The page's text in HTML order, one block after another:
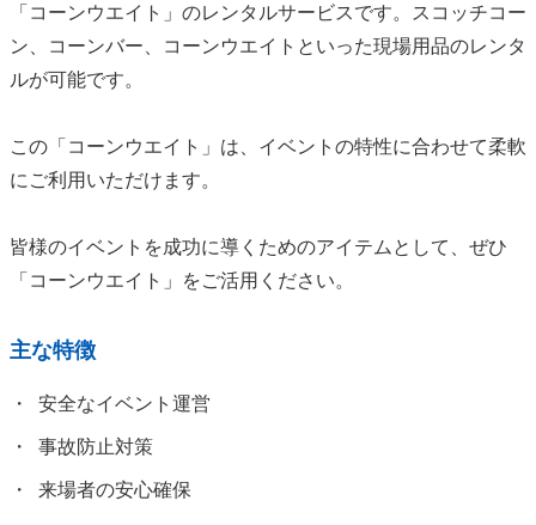
「コーンウエイト」のレンタルサービスです。スコッチコー
ン、コーンバー、コーンウエイトといった現場用品のレンタ
ルが可能です。
この「コーンウエイト」は、イベントの特性に合わせて柔軟
にご利用いただけます。
皆様のイベントを成功に導くためのアイテムとして、ぜひ
「コーンウエイト」をご活用ください。
主な特徴
安全なイベント運営
事故防止対策
来場者の安心確保